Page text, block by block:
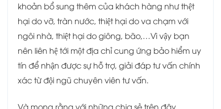
khoản bổ sung thêm của khách hàng như thệt
hại do vỡ, tràn nước, thiệt hại do va chạm với
ngôi nhà, thiệt hại do giông, bão,…Vì vậy bạn
nên liên hệ tới một địa chỉ cung ứng bảo hiểm uy
tín để nhận được sự hỗ trợ, giải đáp tư vấn chính
xác từ đội ngũ chuyên viên tư vấn.
Và mong rằng với những chia sẻ trên đây